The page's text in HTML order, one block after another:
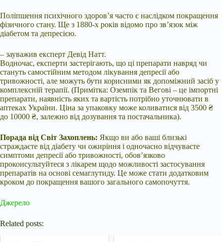
Поліпшення психічного здоров’я часто є наслідком покращення
фізичного стану. Ще з 1880-х років відомо про зв’язок між
діабетом та депресією.
– зауважив експерт Девід Натт.
Водночас, експерти застерігають, що ці препарати навряд чи
стануть самостійним методом лікування депресії або
тривожності, але можуть бути корисними як допоміжний засіб у
комплексній терапії. (Примітка: Оземпік та Вегові – це імпортні
препарати, наявність яких та вартість потрібно уточнювати в
аптеках України. Ціна за упаковку може коливатися від 3500 ₴
до 10000 ₴, залежно від дозування та постачальника).
Порада від Світ Захоплень: Якщо ви або ваші близькі
страждаєте від діабету чи ожиріння і одночасно відчуваєте
симптоми депресії або тривожності, обов’язково
проконсультуйтеся з лікарем щодо можливості застосування
препаратів на основі семаглутиду. Це може стати додатковим
кроком до покращення вашого загального самопочуття.
Джерело
Related posts: